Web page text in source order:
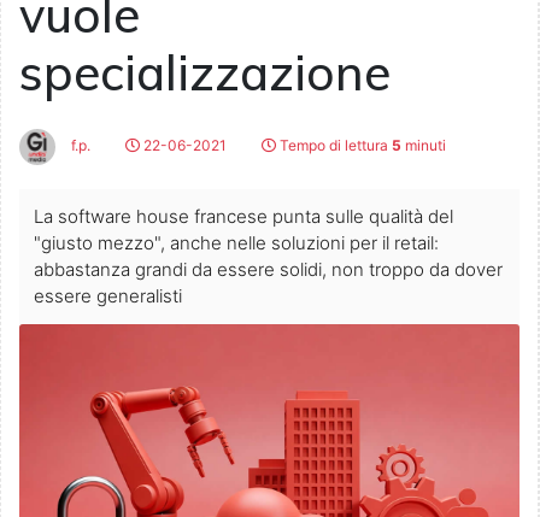
vuole
specializzazione
f.p. 22-06-2021 Tempo di lettura 5 minuti
La software house francese punta sulle qualità del
"giusto mezzo", anche nelle soluzioni per il retail:
abbastanza grandi da essere solidi, non troppo da dover
essere generalisti